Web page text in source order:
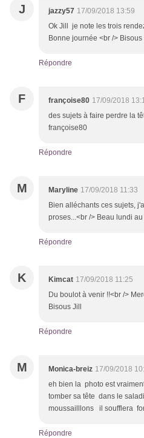
J jazzy57 17/09/2018 13:59
Ok Jill je note les trois
Bonne journée <br /> Bisous
Répondre
F françoise80 17/09/2018
des sujets à faire perdre la
françoise80
Répondre
M Maryline 17/09/2018 11:33
Bien alléchants ces sujets,
proses...<br /> Beau lundi
Répondre
K Kimcat 17/09/2018 11:25
Du boulot à venir !!<br />
Bisous Jill
Répondre
M Monica-breiz 17/09/2018
eh bien la photo est
tomber sa tête dans le
moussailllons il soufflera
Répondre